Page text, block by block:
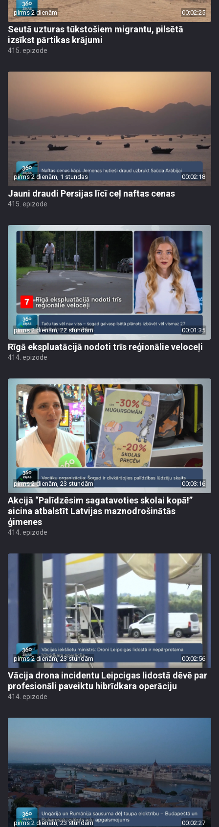
pirms 2 dienām 00:02:25
Seutā uzturas tūkstošiem migrantu, pilsētā
izsīkst pārtikas krājumi
415. epizode
pirms 2 dienām, 1 stundas 00:02:18
Jauni draudi Persijas līcī ceļ naftas cenas
415. epizode
pirms 2 dienām, 22 stundām 00:01:35
Rīgā ekspluatācijā nodoti trīs reģionālie veloceļi
414. epizode
pirms 2 dienām, 23 stundām 00:03:16
Akcijā “Palīdzēsim sagatavoties skolai kopā!”
aicina atbalstīt Latvijas maznodrošinātās
ģimenes
414. epizode
pirms 2 dienām, 23 stundām 00:02:56
Vācija drona incidentu Leipcigas lidostā dēvē par
profesionāli paveiktu hibrīdkara operāciju
414. epizode
pirms 2 dienām, 23 stundām 00:02:27